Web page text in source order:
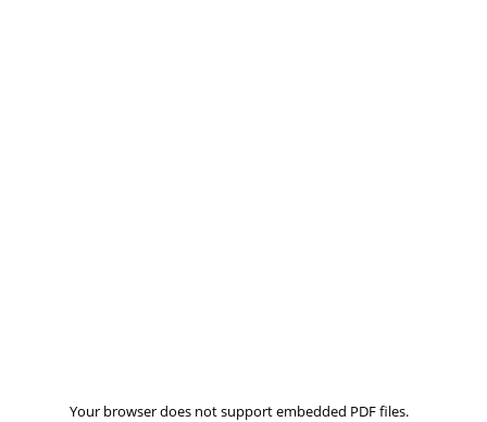
Your browser does not support embedded PDF files.